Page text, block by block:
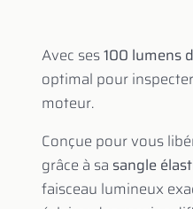
Avec ses100 lumens
optimal pour
moteur.
Conçue pour vous
grâce à sa sangle
faisceau lumineux